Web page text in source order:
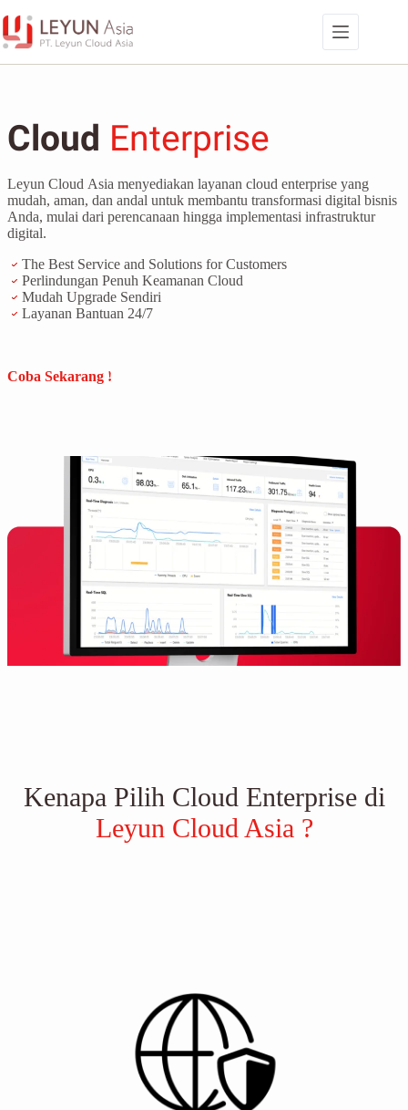
to
content
Cloud Enterprise
Leyun Cloud Asia menyediakan layanan cloud enterprise yang
mudah, aman, dan andal untuk membantu transformasi digital bisnis
Anda, mulai dari perencanaan hingga implementasi infrastruktur
digital.
The Best Service and Solutions for Customers
Perlindungan Penuh Keamanan Cloud
Mudah Upgrade Sendiri
Layanan Bantuan 24/7
Coba Sekarang !
Kenapa Pilih Cloud Enterprise di
Leyun Cloud Asia ?